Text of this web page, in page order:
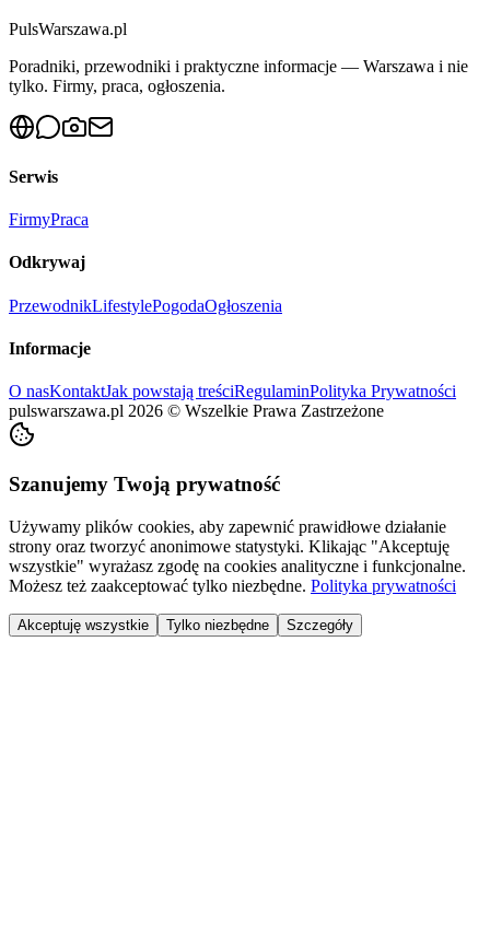
PulsWarszawa.pl
Poradniki, przewodniki i praktyczne informacje — Warszawa i nie
tylko. Firmy, praca, ogłoszenia.
Serwis
FirmyPraca
Odkrywaj
PrzewodnikLifestylePogodaOgłoszenia
Informacje
O nasKontaktJak powstają treściRegulaminPolityka Prywatności
pulswarszawa.pl 2026 © Wszelkie Prawa Zastrzeżone
Szanujemy Twoją prywatność
Używamy plików cookies, aby zapewnić prawidłowe działanie
strony oraz tworzyć anonimowe statystyki. Klikając "Akceptuję
wszystkie" wyrażasz zgodę na cookies analityczne i funkcjonalne.
Możesz też zaakceptować tylko niezbędne. Polityka prywatności
Akceptuję wszystkie Tylko niezbędne Szczegóły